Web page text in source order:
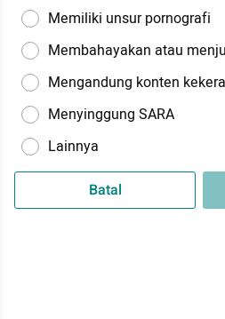
Memiliki unsur pornografi
Membahayakan atau
Mengandung konten
Menyinggung SARA
Lainnya
Batal